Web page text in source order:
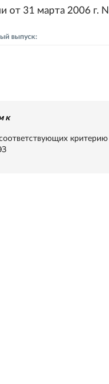
от 31 марта 2006 г. N
выпуск:
к